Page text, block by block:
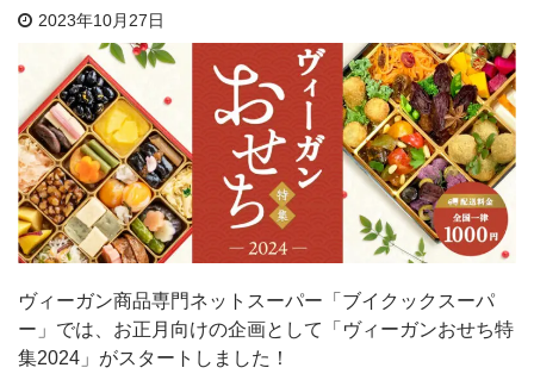
2023年10月27日
ヴィーガン商品専門ネットスーパー「ブイクックスーパ
ー」では、お正月向けの企画として「ヴィーガンおせち特
集2024」がスタートしました！